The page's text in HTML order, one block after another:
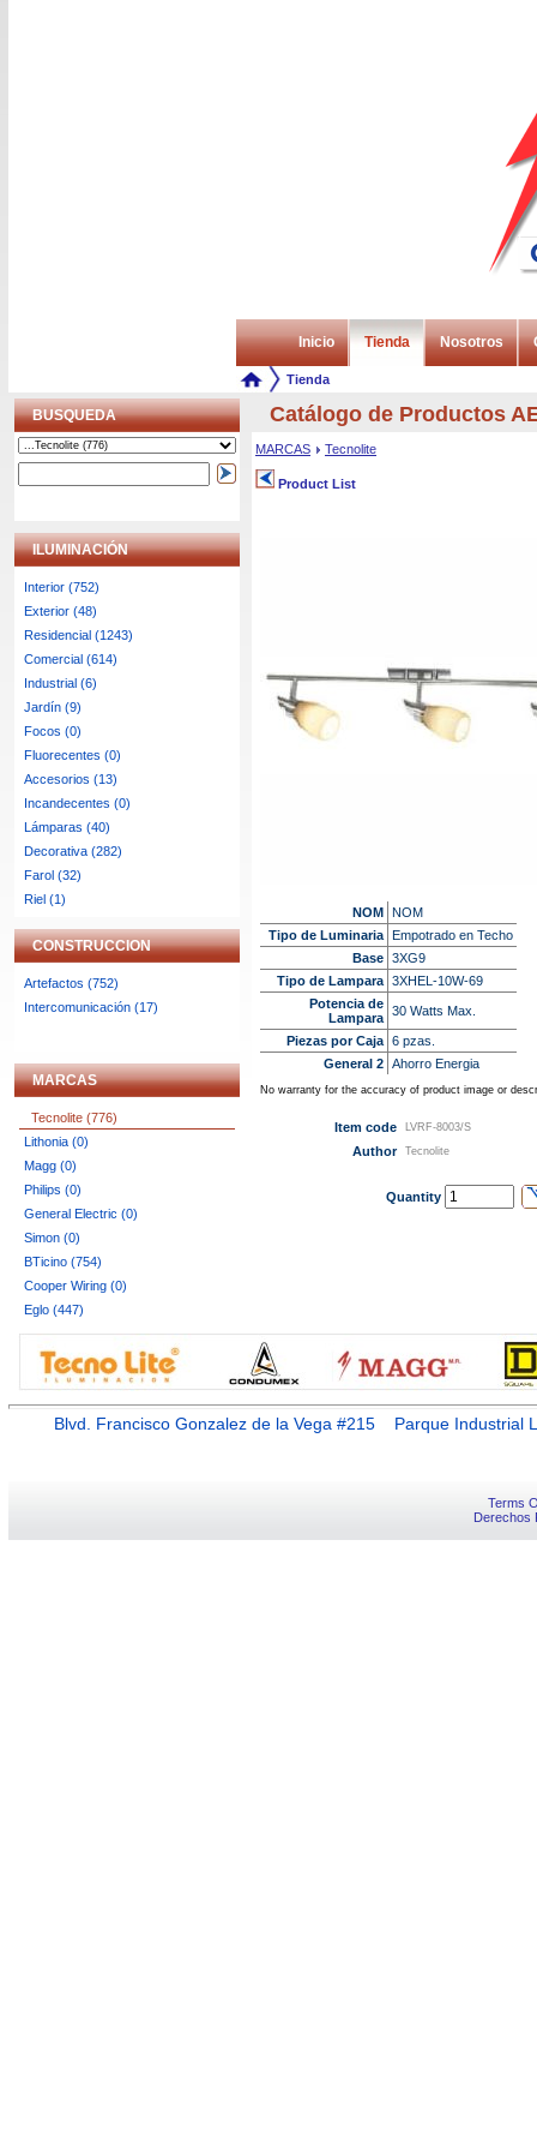
Inicio Tienda Nosotros
Tienda
BUSQUEDA
ILUMINACIÓN
Interior (752)
Exterior (48)
Residencial (1243)
Comercial (614)
Industrial (6)
Jardín (9)
Focos (0)
Fluorecentes (0)
Accesorios (13)
Incandecentes (0)
Lámparas (40)
Decorativa (282)
Farol (32)
Riel (1)
CONSTRUCCION
Artefactos (752)
Intercomunicación (17)
MARCAS
Tecnolite (776)
Lithonia (0)
Magg (0)
Philips (0)
General Electric (0)
Simon (0)
BTicino (754)
Cooper Wiring (0)
Eglo (447)
Catálogo de Productos
MARCAS Tecnolite
Product List
NOM NOM
Tipo de Luminaria Empotrado en Techo
Base 3XG9
Tipo de Lampara 3XHEL-10W-69
Potencia de
Lampara 30 Watts Max.
Piezas por Caja 6 pzas.
General 2 Ahorro Energia
No warranty for the accuracy of product image or
Item code LVRF-8003/S
Author Tecnolite
Quantity
Blvd. Francisco Gonzalez de la Vega #215 Parque
Terms
Derechos